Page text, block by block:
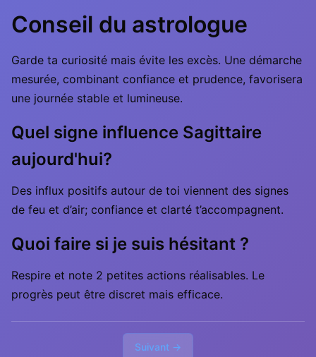
Conseil du astrologue
Garde ta curiosité mais évite les excès. Une démarche
mesurée, combinant confiance et prudence, favorisera
une journée stable et lumineuse.
Quel signe influence Sagittaire
aujourd'hui?
Des influx positifs autour de toi viennent des signes
de feu et d’air; confiance et clarté t’accompagnent.
Quoi faire si je suis hésitant ?
Respire et note 2 petites actions réalisables. Le
progrès peut être discret mais efficace.
Suivant →